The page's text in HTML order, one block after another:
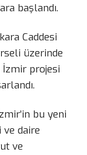
başlandı.
Caddesi
üzerinde
İzmir projesi
bu yeni
daire
ve